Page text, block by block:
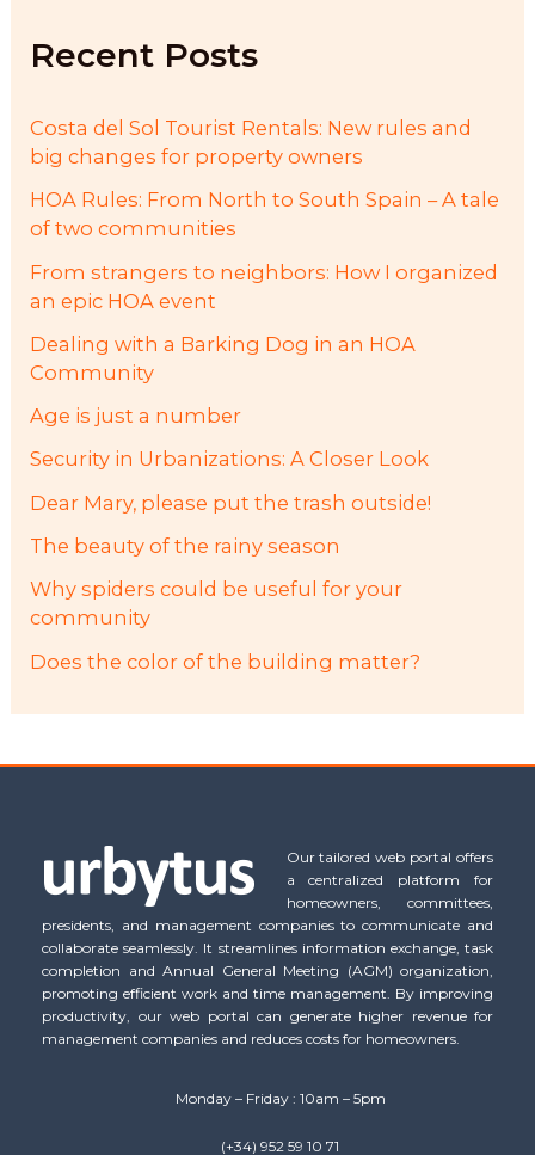
o
Recent Posts
Costa del Sol Tourist Rentals: New rules and
big changes for property owners
HOA Rules: From North to South Spain – A tale
of two communities
From strangers to neighbors: How I organized
an epic HOA event
Dealing with a Barking Dog in an HOA
Community
Age is just a number
Security in Urbanizations: A Closer Look
Dear Mary, please put the trash outside!
The beauty of the rainy season
Why spiders could be useful for your
community
Does the color of the building matter?
Our tailored web portal offers
a centralized platform for
homeowners, committees,
presidents, and management companies to communicate and
collaborate seamlessly. It streamlines information exchange, task
completion and Annual General Meeting (AGM) organization,
promoting efficient work and time management. By improving
productivity, our web portal can generate higher revenue for
management companies and reduces costs for homeowners.
Monday – Friday : 10am – 5pm
(+34) 952 59 10 71